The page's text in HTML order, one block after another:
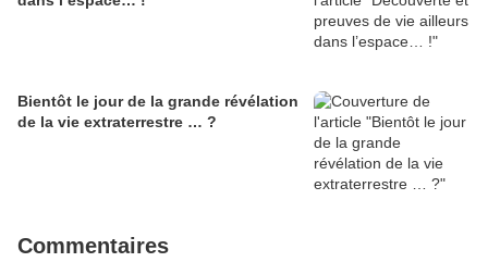
Bientôt le jour de la grande révélation
de la vie extraterrestre … ?
Commentaires